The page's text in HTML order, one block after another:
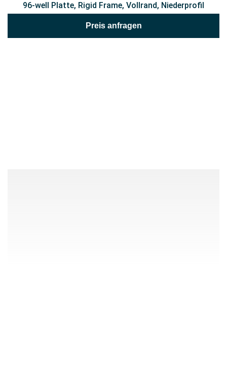
96-well Platte, Rigid Frame, Vollrand, Niederprofil
Preis anfragen